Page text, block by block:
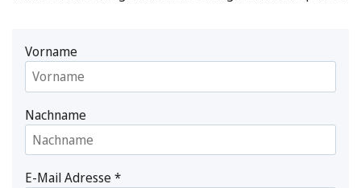
Vorname
Nachname
E-Mail Adresse*